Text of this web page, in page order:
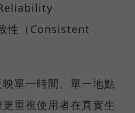
性（Consistent
單一時間、單一地點
重視使用者在真實生